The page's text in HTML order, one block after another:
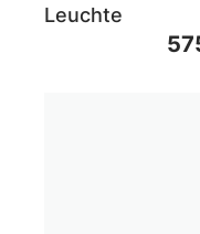
Leuchte